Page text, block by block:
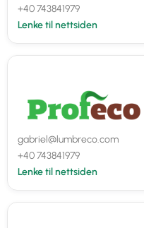
+40 743841979
Lenke til nettsiden
gabriel@lumbreco.com
+40 743841979
Lenke til nettsiden